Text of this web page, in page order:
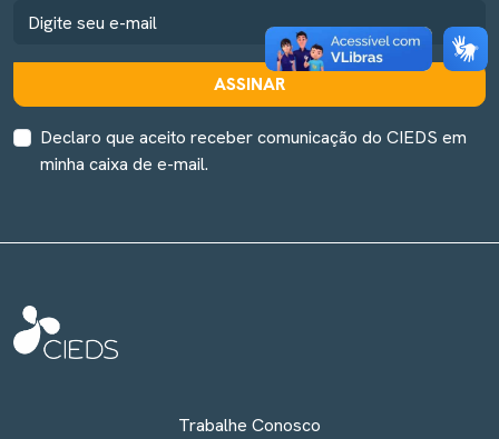
ASSINAR
Declaro que aceito receber comunicação do CIEDS em
minha caixa de e-mail.
Trabalhe Conosco